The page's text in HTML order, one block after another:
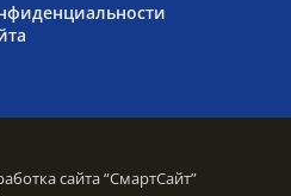
сайта “СмартСайт”